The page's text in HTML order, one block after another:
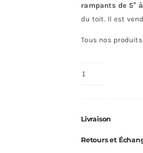
rampants de 5°
du toit. Il est
Tous nos
quantité
5/30°
Ø80/125
Livraison
Retours et